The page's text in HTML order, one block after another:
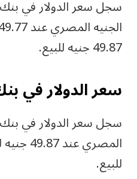
سجل سعر الدولار في
49.87 جنيه للبيع.
سعر الدولار في
سجل سعر الدولار في بنك
للبيع.